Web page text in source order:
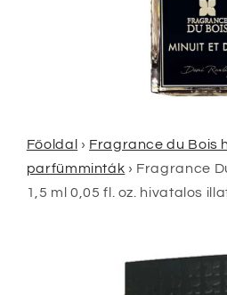
Főoldal › Fragrance du Bois
parfümminták › Fragrance
1,5 ml 0,05 fl. oz. hivatalos